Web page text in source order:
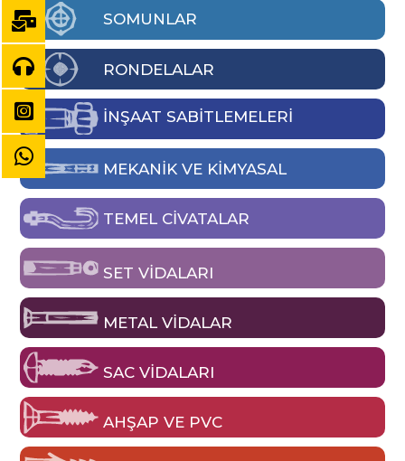
SOMUNLAR
RONDELALAR
İNŞAAT SABİTLEMELERİ
MEKANIK VE KIMYASAL
TEMEL CIVATALAR
SET VIDALARI
METAL VIDALAR
SAC VIDALARI
AHŞAP VE PVC